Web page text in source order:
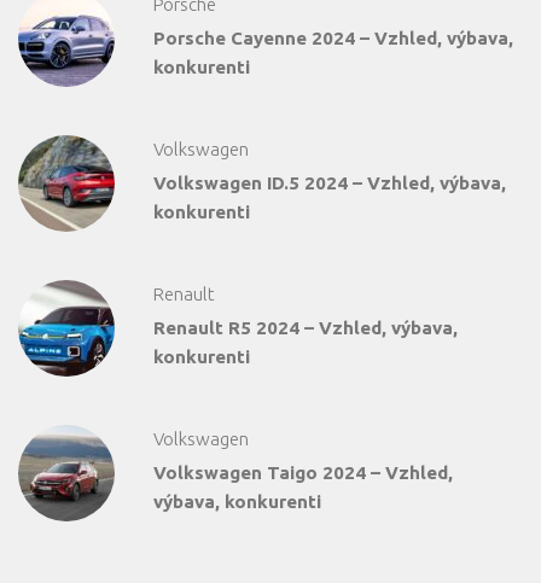
Porsche
Porsche Cayenne 2024 – Vzhled, výbava,
konkurenti
Volkswagen
Volkswagen ID.5 2024 – Vzhled, výbava,
konkurenti
Renault
Renault R5 2024 – Vzhled, výbava,
konkurenti
Volkswagen
Volkswagen Taigo 2024 – Vzhled,
výbava, konkurenti